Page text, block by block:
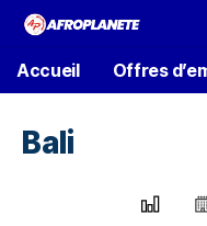
Accueil Offres
Bali